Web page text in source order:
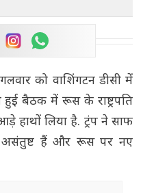
को वाशिंगटन डीसी में
बैठक में रूस के राष्ट्रपति
हाथों लिया है. ट्रंप ने साफ
हैं और रूस पर नए